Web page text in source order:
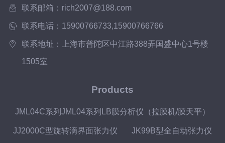
联系邮箱：rich2007@188.com
联系电话：15900766733,15900766766
联系地址：上海市普陀区中江路388弄国盛中心1号楼
1505室
Products
JML04C系列JML04系列LB膜分析仪（拉膜机/膜天平）
JJ2000C型旋转滴界面张力仪 JK99B型全自动张力仪